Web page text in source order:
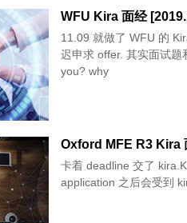
WFU Kira 面经
11.09 就做了 WFU 的
迟申求 offer. 其实面试题
you? why
Oxford MFE R3 Kira
卡着 deadline 交了
application 之后会受到